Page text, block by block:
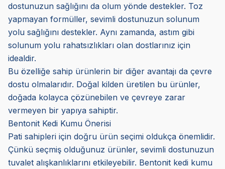
dostunuzun sağlığını da olum yönde destekler. Toz
yapmayan formüller, sevimli dostunuzun solunum
yolu sağlığını destekler. Aynı zamanda, astım gibi
solunum yolu rahatsızlıkları olan dostlarınız için
idealdir.
Bu özelliğe sahip ürünlerin bir diğer avantajı da çevre
dostu olmalarıdır. Doğal kilden üretilen bu ürünler,
doğada kolayca çözünebilen ve çevreye zarar
vermeyen bir yapıya sahiptir.
Bentonit Kedi Kumu Önerisi
Pati sahipleri için doğru ürün seçimi oldukça önemlidir.
Çünkü seçmiş olduğunuz ürünler, sevimli dostunuzun
tuvalet alışkanlıklarını etkileyebilir. Bentonit kedi kumu